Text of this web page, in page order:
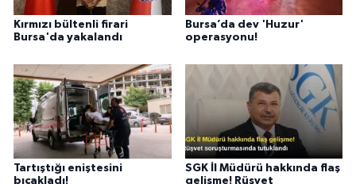
Kırmızı bültenli firari
Bursa'da yakalandı
Bursa’da dev 'Huzur'
operasyonu!
Tartıştığı eniştesini
bıçakladı!
SGK İl Müdürü hakkında flaş
gelişme! Rüşvet